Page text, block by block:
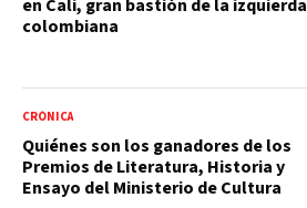
en Cali, gran bastión de la izquierda
colombiana
CRÓNICA
Quiénes son los ganadores de los
Premios de Literatura, Historia y
Ensayo del Ministerio de Cultura